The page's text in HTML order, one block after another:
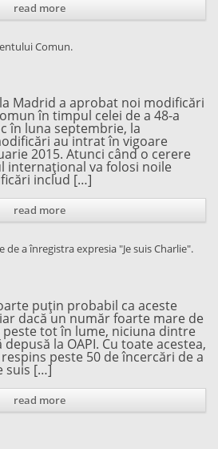
read more
Comun.
Madrid a aprobat noi modificări
în timpul celei de a 48-a
în luna septembrie, la
au intrat în vigoare
2015. Atunci când o cerere
internațional va folosi noile
includ […]
read more
a înregistra expresia "Je suis Charlie".
puțin probabil ca aceste
dacă un număr foarte mare de
tot în lume, niciuna dintre
la OAPI. Cu toate acestea,
peste 50 de încercări de a
suis […]
read more